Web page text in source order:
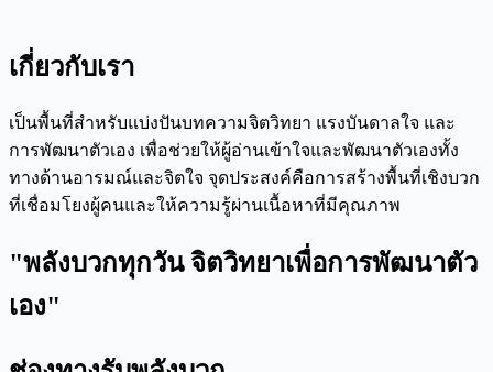
เกี่ยวกับเรา
เป็นพื้นที่สำหรับแบ่งปันบทความจิตวิทยา แรงบันดาลใจ และ
การพัฒนาตัวเอง เพื่อช่วยให้ผู้อ่านเข้าใจและพัฒนาตัวเองทั้ง
ทางด้านอารมณ์และจิตใจ จุดประสงค์คือการสร้างพื้นที่เชิงบวก
ที่เชื่อมโยงผู้คนและให้ความรู้ผ่านเนื้อหาที่มีคุณภาพ
"พลังบวกทุกวัน จิตวิทยาเพื่อการพัฒนาตัว
เอง"